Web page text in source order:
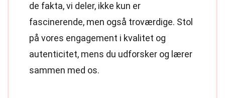
de fakta, vi deler, ikke kun er
fascinerende, men også troværdige. Stol
på vores engagement i kvalitet og
autenticitet, mens du udforsker og lærer
sammen med os.